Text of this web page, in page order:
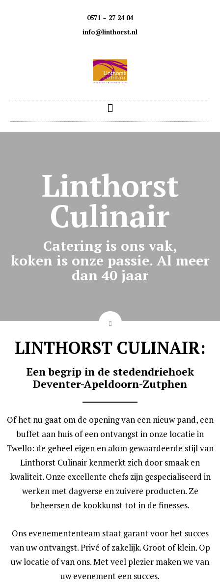
0571 – 27 24 04
info@linthorst.nl
Linthorst
Culinair
Catering is ons vak,
koken is onze passie. Al meer
dan 40 jaar
LINTHORST CULINAIR:
Een begrip in de stedendriehoek
Deventer-Apeldoorn-Zutphen
Of het nu gaat om de opening van een nieuw pand, een
buffet aan huis of een ontvangst in onze locatie in
Twello: de geheel eigen en alom gewaardeerde stijl van
Linthorst Culinair kenmerkt zich door smaak en
kwaliteit. Onze excellente chefs zijn gespecialiseerd in
werken met dagverse en zuivere producten. Ze
beheersen de kookkunst tot in de finesses.
Ons evenemententeam staat garant voor het succes
van uw ontvangst. Privé of zakelijk. Groot of klein. Op
uw locatie of van ons. Met veel plezier maken we van
uw evenement een succes.